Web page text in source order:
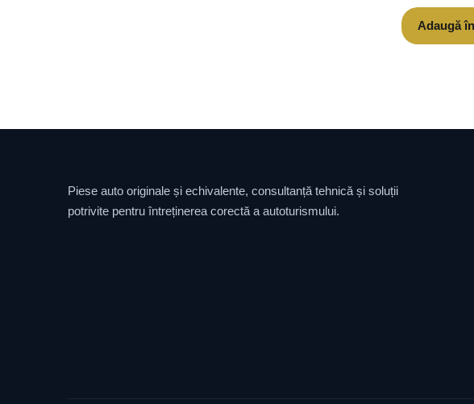
Adaugă
Piese auto originale și echivalente, consultanță tehnică și soluții
potrivite pentru întreținerea corectă a autoturismului.